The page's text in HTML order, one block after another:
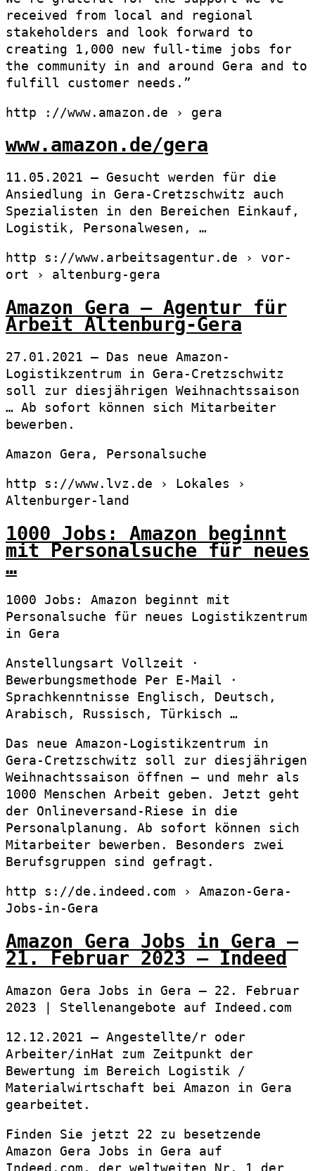
received from local and regional
stakeholders and look forward to
creating 1,000 new full-time jobs for
the community in and around Gera and to
fulfill customer needs.”
http ://www.amazon.de › gera
www.amazon.de/gera
11.05.2021 — Gesucht werden für die
Ansiedlung in Gera-Cretzschwitz auch
Spezialisten in den Bereichen Einkauf,
Logistik, Personalwesen, …
http s://www.arbeitsagentur.de › vor-
ort › altenburg-gera
Amazon Gera – Agentur für
Arbeit Altenburg-Gera
27.01.2021 — Das neue Amazon-
Logistikzentrum in Gera-Cretzschwitz
soll zur diesjährigen Weihnachtssaison
… Ab sofort können sich Mitarbeiter
bewerben.
Amazon Gera, Personalsuche
http s://www.lvz.de › Lokales ›
Altenburger-land
1000 Jobs: Amazon beginnt
mit Personalsuche für neues
…
1000 Jobs: Amazon beginnt mit
Personalsuche für neues Logistikzentrum
in Gera
Anstellungsart Vollzeit ·
Bewerbungsmethode Per E-Mail ·
Sprachkenntnisse Englisch, Deutsch,
Arabisch, Russisch, Türkisch …
Das neue Amazon-Logistikzentrum in
Gera-Cretzschwitz soll zur diesjährigen
Weihnachtssaison öffnen – und mehr als
1000 Menschen Arbeit geben. Jetzt geht
der Onlineversand-Riese in die
Personalplanung. Ab sofort können sich
Mitarbeiter bewerben. Besonders zwei
Berufsgruppen sind gefragt.
http s://de.indeed.com › Amazon-Gera-
Jobs-in-Gera
Amazon Gera Jobs in Gera –
21. Februar 2023 – Indeed
Amazon Gera Jobs in Gera – 22. Februar
2023 | Stellenangebote auf Indeed.com
12.12.2021 — Angestellte/r oder
Arbeiter/inHat zum Zeitpunkt der
Bewertung im Bereich Logistik /
Materialwirtschaft bei Amazon in Gera
gearbeitet.
Finden Sie jetzt 22 zu besetzende
Amazon Gera Jobs in Gera auf
Indeed.com, der weltweiten Nr. 1 der